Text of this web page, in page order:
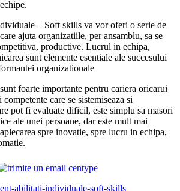
– Soft skills va vor oferi o serie de
ajuta organizatiile, per ansamblu, sa se
productive. Lucrul in echipa,
sunt elemente esentiale ale succesului
organizationale
foarte importante pentru cariera oricarui
care se sistemiseaza si
pot fi evaluate dificil, este simplu sa masori
ale unei persoane, dar este mult mai
spre inovatie, spre lucru in echipa,